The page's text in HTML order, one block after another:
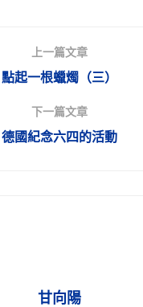
上一篇文章
點起一根蠟燭（三）
下一篇文章
德國紀念六四的活動
甘向陽